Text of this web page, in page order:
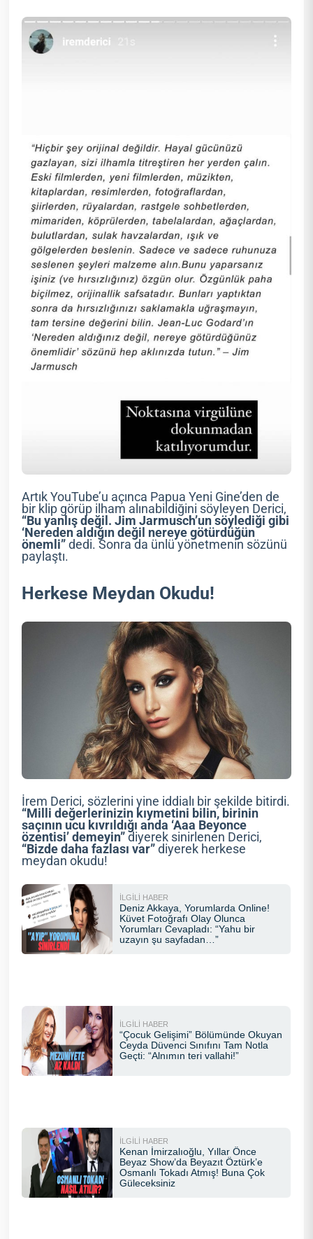
Artık YouTube’u açınca Papua Yeni Gine’den de
bir klip görüp ilham alınabildiğini söyleyen Derici,
“Bu yanlış değil. Jim Jarmusch’un söylediği gibi
‘Nereden aldığın değil nereye götürdüğün
önemli” dedi. Sonra da ünlü yönetmenin sözünü
paylaştı.
Herkese Meydan Okudu!
İrem Derici, sözlerini yine iddialı bir şekilde bitirdi.
“Milli değerlerinizin kıymetini bilin, birinin
saçının ucu kıvrıldığı anda ‘Aaa Beyonce
özentisi’ demeyin” diyerek sinirlenen Derici,
“Bizde daha fazlası var” diyerek herkese
meydan okudu!